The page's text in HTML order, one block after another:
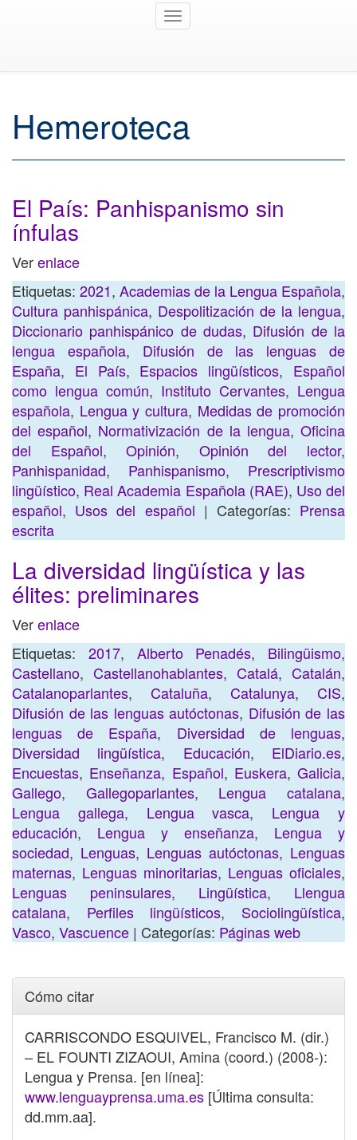
Toggle
Hemeroteca
El País: Panhispanismo sin
ínfulas
Verenlace
Etiquetas: 2021, Academias de la Lengua Española,
Cultura panhispánica, Despolitización de la lengua,
Diccionario panhispánico de dudas, Difusión de la
lengua española, Difusión de las lenguas de
España, El País, Espacios lingüísticos, Español
como lengua común, Instituto Cervantes, Lengua
española, Lengua y cultura, Medidas de promoción
del español, Normativización de la lengua,Oficina
del Español,Opinión, Opinión del lector,
Panhispanidad, Panhispanismo, Prescriptivismo
lingüístico, Real Academia Española (RAE), Uso del
español, Usos del español | Categorías: Prensa
escrita
La diversidad lingüística y las
élites: preliminares
Verenlace
Etiquetas: 2017, Alberto Penadés, Bilingüismo,
Castellano, Castellanohablantes, Catalá, Catalán,
Catalanoparlantes, Cataluña, Catalunya, CIS,
Difusión de las lenguas autóctonas, Difusión de las
lenguas de España, Diversidad de lenguas,
Diversidad lingüística, Educación, ElDiario.es,
Encuestas, Enseñanza, Español, Euskera, Galicia,
Gallego, Gallegoparlantes, Lengua catalana,
Lengua gallega, Lengua vasca, Lengua y
educación, Lengua y enseñanza, Lengua y
sociedad, Lenguas, Lenguas autóctonas, Lenguas
maternas, Lenguas minoritarias, Lenguas oficiales,
Lenguas peninsulares, Lingüística, Llengua
catalana, Perfiles lingüísticos, Sociolingüística,
Vasco, Vascuence | Categorías: Páginas web
Cómo citar
CARRISCONDO ESQUIVEL, Francisco M. (dir.)
– EL FOUNTI ZIZAOUI, Amina (coord.) (2008-):
Lengua y Prensa. [en línea]:
www.lenguayprensa.uma.es [Última consulta:
dd.mm.aa].